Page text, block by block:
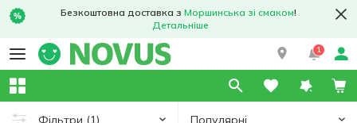
Безкоштовна доставка з Моршинська зі смаком!
Детальніше
1
Фільтри (1) Популярні